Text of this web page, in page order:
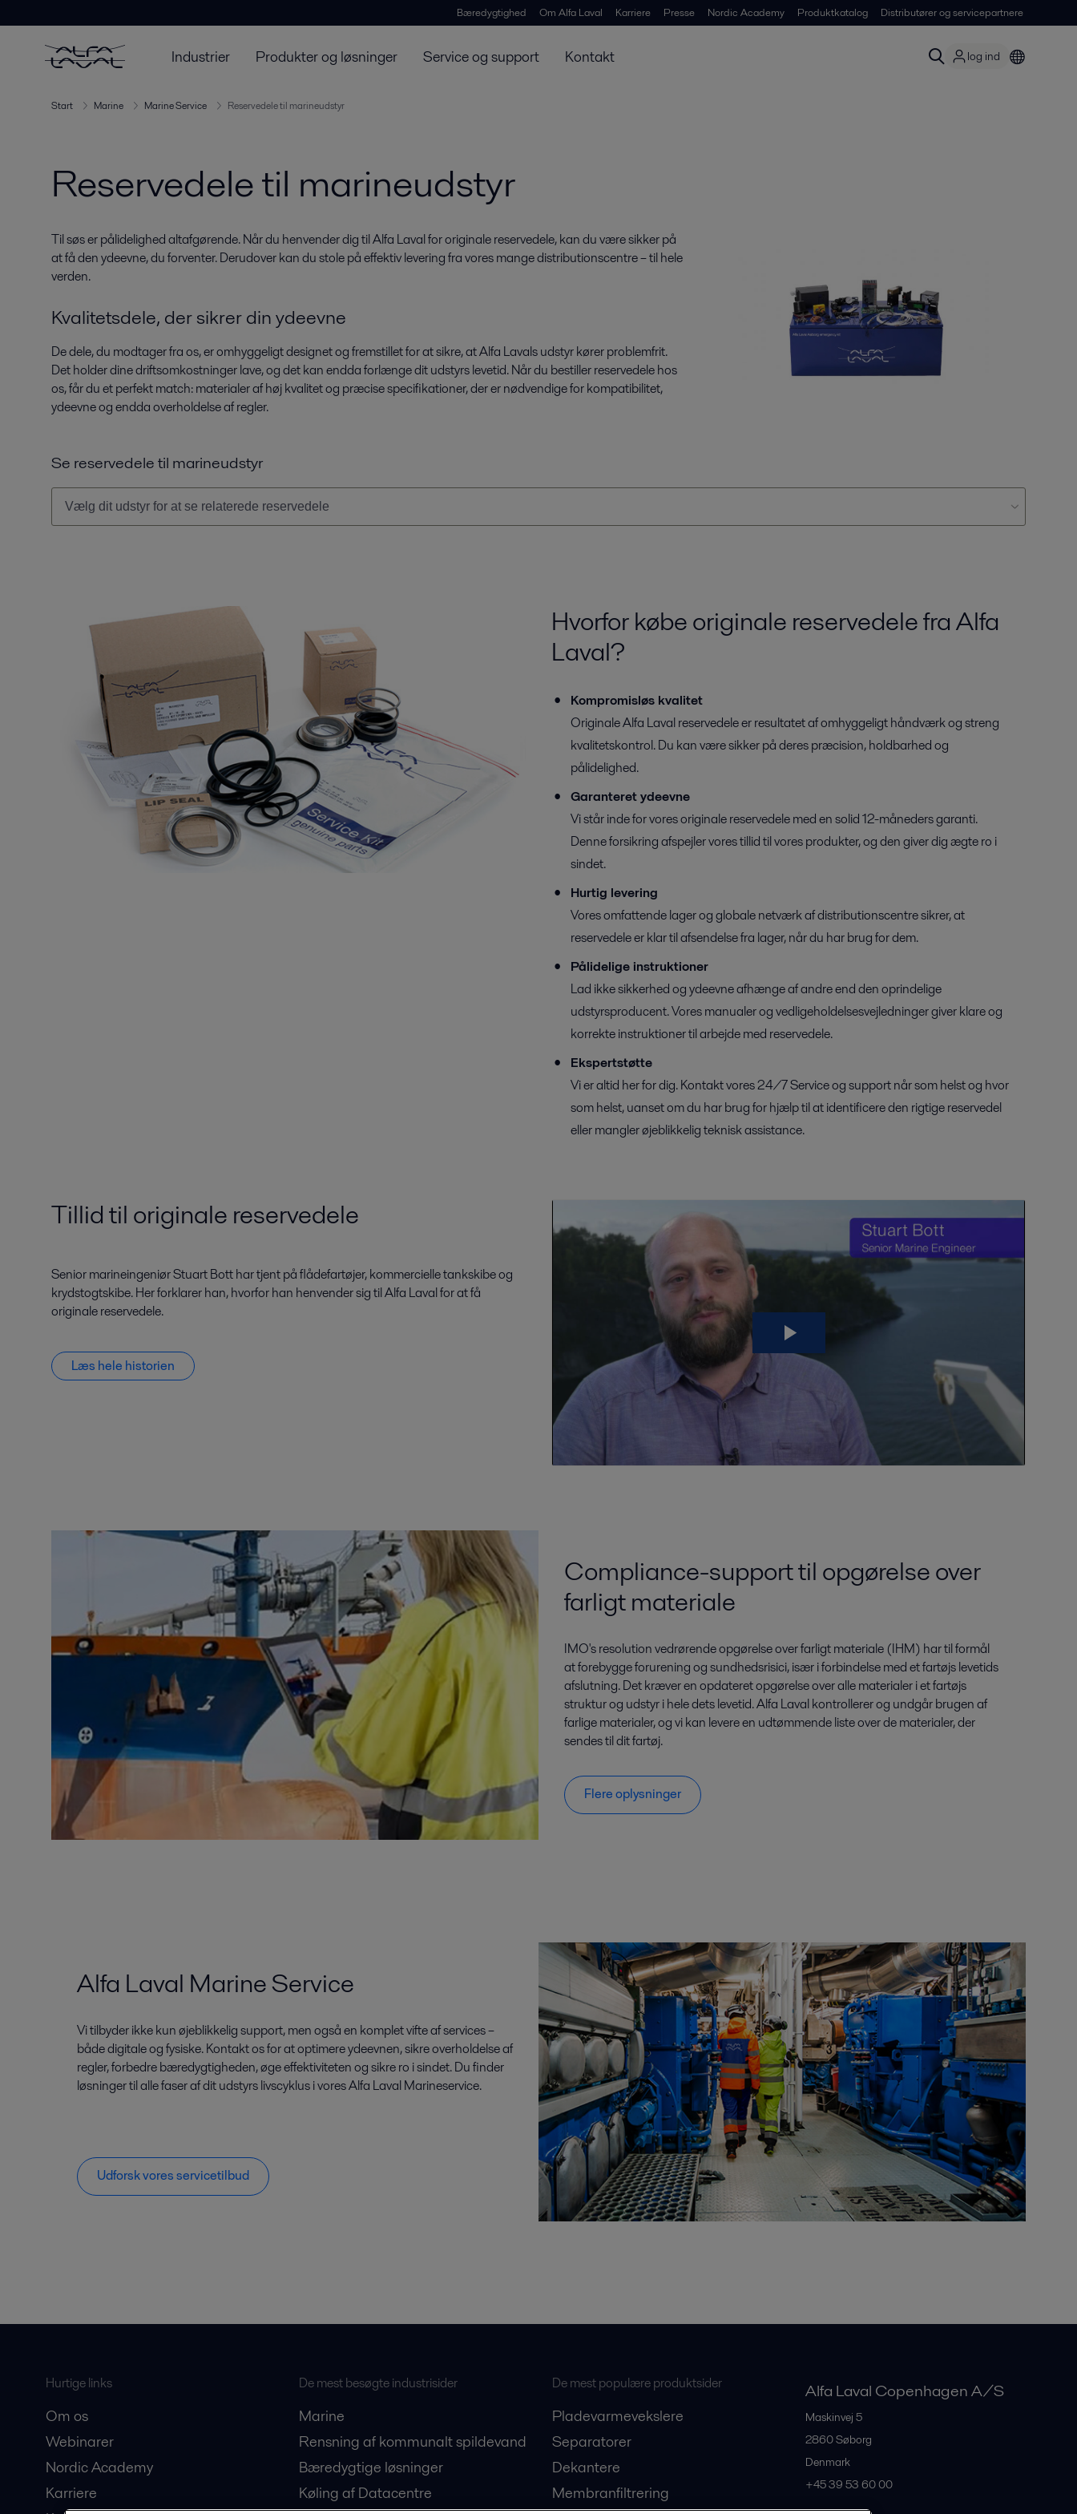
Bæredygtighed Om Alfa Laval Karriere Presse Nordic Academy Produktkatalog Distributører og servicepartnere
Industrier Produkter og løsninger Service og support Kontakt log ind
Start Marine Marine Service Reservedele til marineudstyr
Reservedele til marineudstyr
Til søs er pålidelighed altafgørende. Når du henvender dig til Alfa Laval for originale reservedele, kan du være sikker på
at få den ydeevne, du forventer. Derudover kan du stole på effektiv levering fra vores mange distributionscentre – til hele
verden.
Kvalitetsdele, der sikrer din ydeevne
De dele, du modtager fra os, er omhyggeligt designet og fremstillet for at sikre, at Alfa Lavals udstyr kører problemfrit.
Det holder dine driftsomkostninger lave, og det kan endda forlænge dit udstyrs levetid. Når du bestiller reservedele hos
os, får du et perfekt match: materialer af høj kvalitet og præcise specifikationer, der er nødvendige for kompatibilitet,
ydeevne og endda overholdelse af regler.
Se reservedele til marineudstyr
Hvorfor købe originale reservedele fra Alfa
Laval?
Kompromisløs kvalitet
Originale Alfa Laval reservedele er resultatet af omhyggeligt håndværk og streng
kvalitetskontrol. Du kan være sikker på deres præcision, holdbarhed og
pålidelighed.
Garanteret ydeevne
Vi står inde for vores originale reservedele med en solid 12-måneders garanti.
Denne forsikring afspejler vores tillid til vores produkter, og den giver dig ægte ro i
sindet.
Hurtig levering
Vores omfattende lager og globale netværk af distributionscentre sikrer, at
reservedele er klar til afsendelse fra lager, når du har brug for dem.
Pålidelige instruktioner
Lad ikke sikkerhed og ydeevne afhænge af andre end den oprindelige
udstyrsproducent. Vores manualer og vedligeholdelsesvejledninger giver klare og
korrekte instruktioner til arbejde med reservedele.
Ekspertstøtte
Vi er altid her for dig. Kontakt vores 24/7 Service og support når som helst og hvor
som helst, uanset om du har brug for hjælp til at identificere den rigtige reservedel
eller mangler øjeblikkelig teknisk assistance.
Tillid til originale reservedele
Senior marineingeniør Stuart Bott har tjent på flådefartøjer, kommercielle tankskibe og
krydstogtskibe. Her forklarer han, hvorfor han henvender sig til Alfa Laval for at få
originale reservedele.
Læs hele historien
Compliance-support til opgørelse over
farligt materiale
IMO's resolution vedrørende opgørelse over farligt materiale (IHM) har til formål
at forebygge forurening og sundhedsrisici, især i forbindelse med et fartøjs levetids
afslutning. Det kræver en opdateret opgørelse over alle materialer i et fartøjs
struktur og udstyr i hele dets levetid. Alfa Laval kontrollerer og undgår brugen af
farlige materialer, og vi kan levere en udtømmende liste over de materialer, der
sendes til dit fartøj.
Flere oplysninger
Alfa Laval Marine Service
Vi tilbyder ikke kun øjeblikkelig support, men også en komplet vifte af services –
både digitale og fysiske. Kontakt os for at optimere ydeevnen, sikre overholdelse af
regler, forbedre bæredygtigheden, øge effektiviteten og sikre ro i sindet. Du finder
løsninger til alle faser af dit udstyrs livscyklus i vores Alfa Laval Marineservice.
Udforsk vores servicetilbud
Hurtige links
Om os
Webinarer
Nordic Academy
Karriere
De mest besøgte industrisider
Marine
Rensning af kommunalt spildevand
Bæredygtige løsninger
Køling af Datacentre
De mest populære produktsider
Pladevarmevekslere
Separatorer
Dekantere
Membranfiltrering
Alfa Laval Copenhagen A/S
Maskinvej 5
2860Søborg
Denmark
+45 39 53 60 00